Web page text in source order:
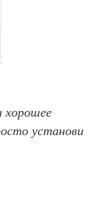
установи